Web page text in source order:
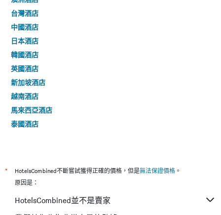
台灣酒店
中國酒店
日本酒店
韓國酒店
英國酒店
新加坡酒店
越南酒店
馬來西亞酒店
泰國酒店
* HotelsCombined不斷嘗試獲得正確的價格，但是無法保證價格 。
原因是：
HotelsCombined並不是賣家